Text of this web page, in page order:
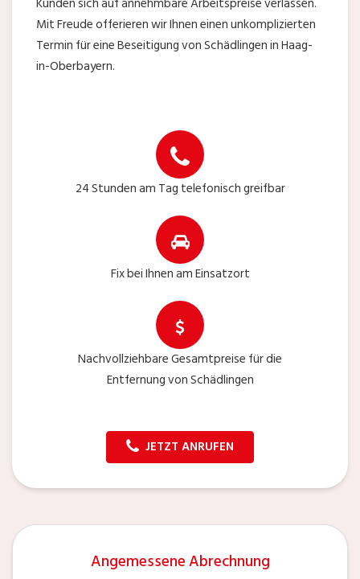
Mit Freude offerieren wir Ihnen einen unkomplizierten
Termin für eine Beseitigung von Schädlingen in Haag-
in-Oberbayern.
24 Stunden am Tag telefonisch greifbar
Fix bei Ihnen am Einsatzort
Nachvollziehbare Gesamtpreise für die
Entfernung von Schädlingen
JETZT ANRUFEN
Angemessene Abrechnung